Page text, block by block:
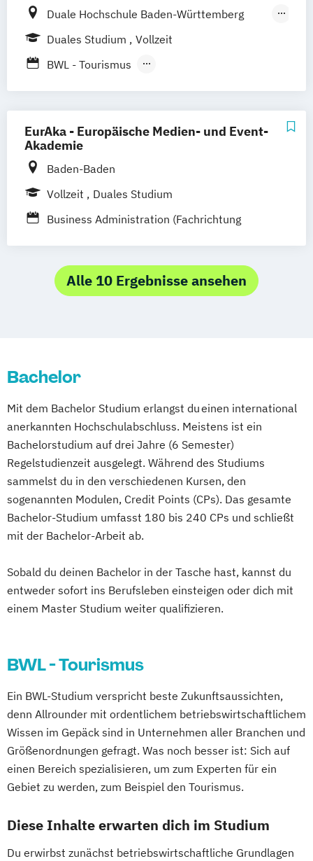
und Sporttourismus
Duale Hochschule Baden-Württemberg
Ravensburg
Ravensburg Campus Friedrichshafen
Duales Studium
Vollzeit
BWL - Tourismus
BWL - Tourismus
Hotellerie und Gastronomie /
Freizeitwirtschaft
Hotellerie und Gastronomie / Hotel- und
Gastronomiemanagement
und Reisevertrieb
EurAka - Europäische Medien- und Event-
Akademie
Baden-Baden
Vollzeit
Duales Studium
Business Administration (Fachrichtung
Alle 10 Ergebnisse ansehen
Bachelor
Mit dem Bachelor Studium erlangst du einen international
anerkannten Hochschulabschluss. Meistens ist ein
Bachelorstudium auf drei Jahre (6 Semester)
Regelstudienzeit ausgelegt. Während des Studiums
sammelst du in den verschiedenen Kursen, den
sogenannten Modulen, Credit Points (CPs). Das gesamte
Bachelor-Studium umfasst 180 bis 240 CPs und schließt
mit der Bachelor-Arbeit ab.
Sobald du deinen Bachelor in der Tasche hast, kannst du
entweder sofort ins Berufsleben einsteigen oder dich mit
einem Master Studium weiter qualifizieren.
BWL - Tourismus
Ein BWL-Studium verspricht beste Zukunftsaussichten,
denn Allrounder mit ordentlichem betriebswirtschaftlichem
Wissen im Gepäck sind in Unternehmen aller Branchen und
Größenordnungen gefragt. Was noch besser ist: Sich auf
einen Bereich spezialisieren, um zum Experten für ein
Gebiet zu werden, zum Beispiel den Tourismus.
Diese Inhalte erwarten dich im Studium
Du erwirbst zunächst betriebswirtschaftliche Grundlagen